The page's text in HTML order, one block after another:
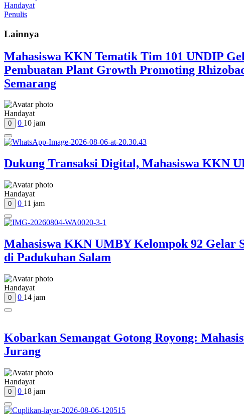
Handayat
Penulis
Lainnya
Mahasiswa KKN Tematik Tim 101 UNDIP
Pembuatan Plant Growth Promoting
Semarang
Handayat
0 0 10 jam
Dukung Transaksi Digital, Mahasiswa KKN
Handayat
0 0 11 jam
Mahasiswa KKN UMBY Kelompok 92 Gelar
di Padukuhan Salam
Handayat
0 0 14 jam
Kobarkan Semangat Gotong Royong:
Jurang
Handayat
0 0 18 jam